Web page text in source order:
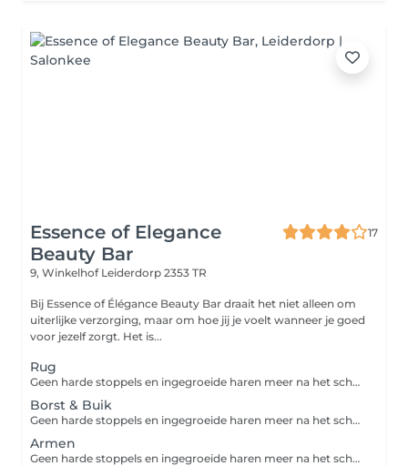
Essence of Elegance
Beauty Bar
17
9, Winkelhof Leiderdorp 2353 TR
Bij Essence of Élégance Beauty Bar draait het niet alleen om
uiterlijke verzorging, maar om hoe jij je voelt wanneer je goed
voor jezelf zorgt. Het is...
Rug
Geen harde stoppels en ingegroeide haren meer na het scheren? Dan is harsen de perfecte oplossing. Harsen is een ontharingsmethode die de haar met wortel en al verwijdert. Een groot voordeel van harsen ten opzichte van scheren is dat de haren langer wegblijven en zachter teruggroeien. Zo geniet je langer van een zijdezachte huid!
Borst & Buik
Geen harde stoppels en ingegroeide haren meer na het scheren? Dan is harsen de perfecte oplossing. Harsen is een ontharingsmethode die de haar met wortel en al verwijdert. Een groot voordeel van harsen ten opzichte van scheren is dat de haren langer wegblijven en zachter teruggroeien. Zo geniet je langer van een zijdezachte huid!
Armen
Geen harde stoppels en ingegroeide haren meer na het scheren? Dan is harsen de perfecte oplossing. Harsen is een ontharingsmethode die de haar met wortel en al verwijdert. Een groot voordeel van harsen ten opzichte van scheren is dat de haren langer wegblijven en zachter teruggroeien. Zo geniet je langer van een zijdezachte huid!